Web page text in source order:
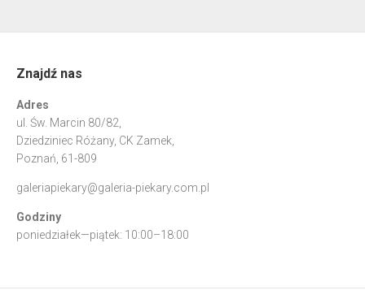
Znajdź nas
Adres
ul. Św. Marcin 80/82,
Dziedziniec Różany, CK Zamek,
Poznań, 61-809
galeriapiekary@galeria-piekary.com.pl
Godziny
poniedziałek—piątek: 10:00–18:00